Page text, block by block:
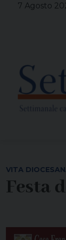
7 Agosto
VITA
Festa